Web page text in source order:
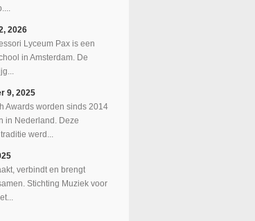
2026
Lyceum Pax is een
in Amsterdam. De
9, 2025
Awards worden sinds 2014
in Nederland. Deze
werd...
verbindt en brengt
Stichting Muziek voor